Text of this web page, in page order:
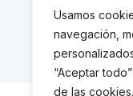
Usamos
navegación,
“Aceptar
de las cookies.
C. Avinyó
© Institut de